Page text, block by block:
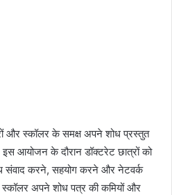
और स्कॉलर के समक्ष अपने शोध प्रस्तुत
आयोजन के दौरान डॉक्टरेट छात्रों को
संवाद करने, सहयोग करने और नेटवर्क
अपने शोध पत्र की कमियों और